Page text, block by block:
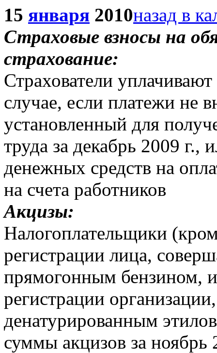
15 января 2010назад в
Страховые взносы на
страхование:
Страхователи
случае, если платежи не
установленный для
труда за декабрь 2009 г.,
денежных средств на
на счета работников
Акцизы:
Налогоплательщики
регистрации лица,
прямогонным бензином,
регистрации
денатурированным
суммы акцизов за ноябрь